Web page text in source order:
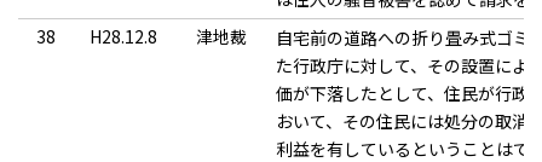
38
H28.12.8 津地裁
自宅前の道路への折り畳み式ゴミ
た行政庁に対して、その設置によ
価が下落したとして、住民が行政
おいて、その住民には処分の取消
利益を有しているということはで